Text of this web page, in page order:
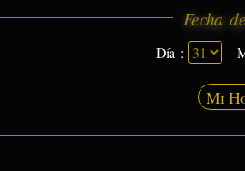
Fecha
Día :
Mi